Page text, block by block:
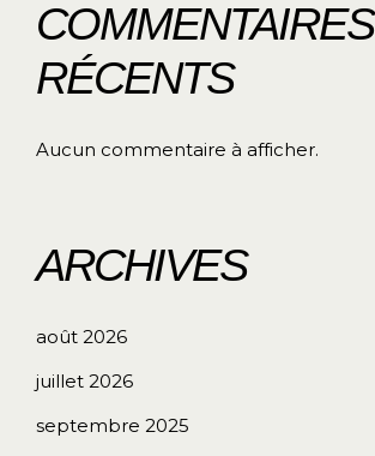
COMMENTAIRES
RÉCENTS
Aucun commentaire à afficher.
ARCHIVES
août 2026
juillet 2026
septembre 2025